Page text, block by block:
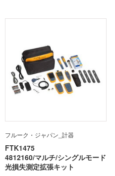
フルーク・ジャパン_計器
FTK1475
4812160/マルチ/シングルモード
光損失測定拡張キット